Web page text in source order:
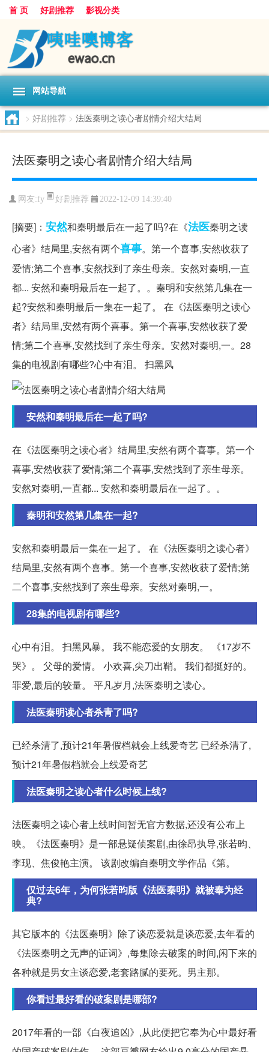
首 页 好剧推荐 影视分类
网站导航
> 好剧推荐 > 法医秦明之读心者剧情介绍大结局
法医秦明之读心者剧情介绍大结局
网友:fy 好剧推荐 2022-12-09 14:39:40
[摘要]： 安然和秦明最后在一起了吗?在《法医秦明之读
心者》结局里,安然有两个喜事。第一个喜事,安然收获了
爱情;第二个喜事,安然找到了亲生母亲。安然对秦明,一直
都... 安然和秦明最后在一起了。。秦明和安然第几集在一
起?安然和秦明最后一集在一起了。 在《法医秦明之读心
者》结局里,安然有两个喜事。第一个喜事,安然收获了爱
情;第二个喜事,安然找到了亲生母亲。安然对秦明,一。28
集的电视剧有哪些?心中有泪。 扫黑风
安然和秦明最后在一起了吗?
在《法医秦明之读心者》结局里,安然有两个喜事。第一个
喜事,安然收获了爱情;第二个喜事,安然找到了亲生母亲。
安然对秦明,一直都... 安然和秦明最后在一起了。。
秦明和安然第几集在一起?
安然和秦明最后一集在一起了。 在《法医秦明之读心者》
结局里,安然有两个喜事。第一个喜事,安然收获了爱情;第
二个喜事,安然找到了亲生母亲。安然对秦明,一。
28集的电视剧有哪些?
心中有泪。 扫黑风暴。 我不能恋爱的女朋友。 《17岁不
哭》。 父母的爱情。 小欢喜,尖刀出鞘。 我们都挺好的。
罪爱,最后的较量。 平凡岁月,法医秦明之读心。
法医秦明读心者杀青了吗?
已经杀清了,预计21年暑假档就会上线爱奇艺 已经杀清了,
预计21年暑假档就会上线爱奇艺
法医秦明之读心者什么时候上线?
法医秦明之读心者上线时间暂无官方数据,还没有公布上
映。《法医秦明》是一部悬疑侦案剧,由徐昂执导,张若昀、
李现、焦俊艳主演。 该剧改编自秦明文学作品《第。
仅过去6年，为何张若昀版《法医秦明》就被奉为经
典?
其它版本的《法医秦明》除了谈恋爱就是谈恋爱,去年看的
《法医秦明之无声的证词》,每集除去破案的时间,闲下来的
各种就是男女主谈恋爱,老套路腻的要死。男主那。
你看过最好看的破案剧是哪部?
2017年看的一部《白夜追凶》,从此便把它奉为心中最好看